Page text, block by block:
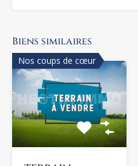
Biens similaires
Nos coups de cœur